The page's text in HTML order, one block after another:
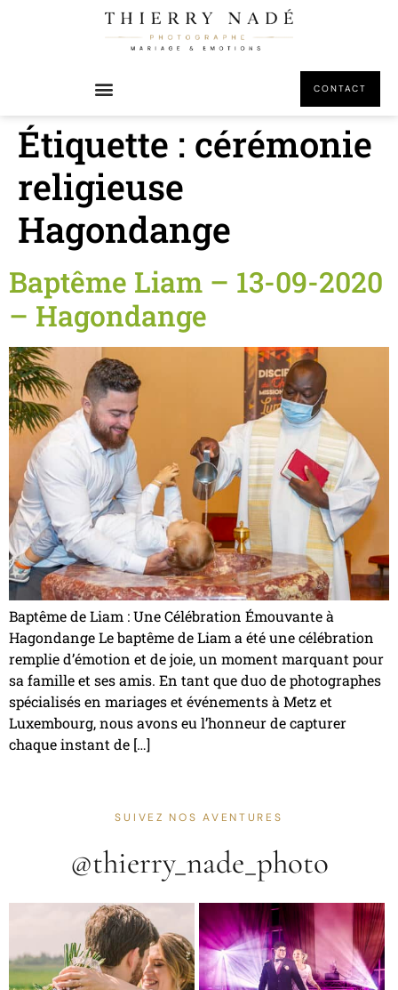
CONTACT
Étiquette : cérémonie
religieuse
Hagondange
Baptême Liam – 13-09-2020
– Hagondange
Baptême de Liam : Une Célébration Émouvante à
Hagondange Le baptême de Liam a été une célébration
remplie d’émotion et de joie, un moment marquant pour
sa famille et ses amis. En tant que duo de photographes
spécialisés en mariages et événements à Metz et
Luxembourg, nous avons eu l’honneur de capturer
chaque instant de […]
SUIVEZ NOS AVENTURES
@thierry_nade_photo